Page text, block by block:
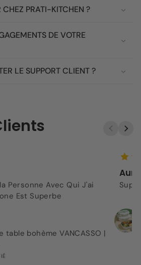
CHEZ PRATI-KITCHEN ?
DE VOTRE
LE SUPPORT CLIENT ?
Personne Avec Qui J'ai
Est Superbe
table bohème VANCASSO |